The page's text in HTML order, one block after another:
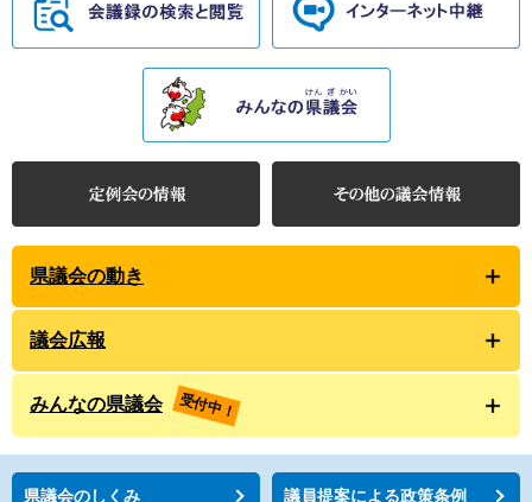
県議会の動き
議会広報
みんなの県議会 受付中！
県議会のしくみ 議員提案による政策条例